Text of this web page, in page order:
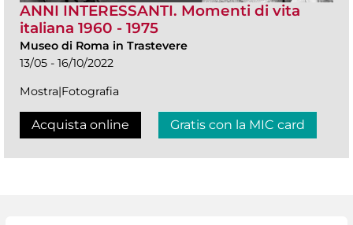
ANNI INTERESSANTI. Momenti di vita
italiana 1960 - 1975
Museo di Roma in Trastevere
13/05 - 16/10/2022
Mostra|Fotografia
Acquista online Gratis con la MIC card